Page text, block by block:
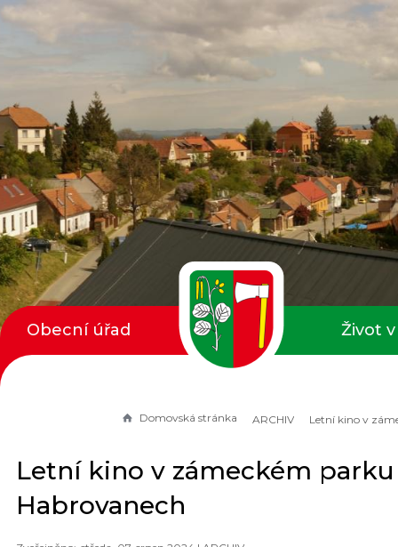
Domovská stránka ARCHIV
Letní kino v zámeckém
Habrovanech
Obecní úřad Život